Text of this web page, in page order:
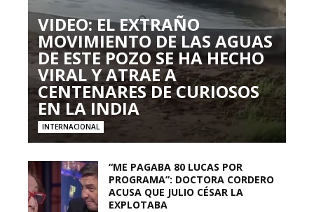
VIDEO: EL EXTRAÑO
MOVIMIENTO DE LAS AGUAS
DE ESTE POZO SE HA HECHO
VIRAL Y ATRAE A
CENTENARES DE CURIOSOS
EN LA INDIA
INTERNACIONAL
“ME PAGABA 80 LUCAS POR
PROGRAMA”: DOCTORA CORDERO
ACUSA QUE JULIO CÉSAR LA
EXPLOTABA